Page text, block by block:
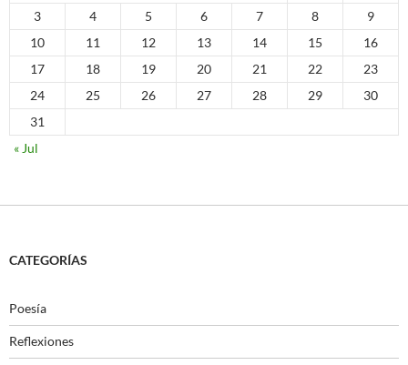
3
4 5 6 7 8
9
10
11 12 13 14 15
16
17
18 19 20 21 22
23
24
25 26 27 28 29
30
31
« Jul
CATEGORÍAS
Poesía
Reflexiones